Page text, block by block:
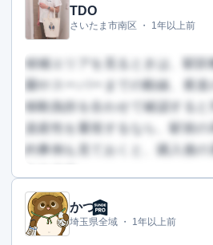
この回答を読むには会員登録が必要で
（文字数：109文字）
TDO
さいたま市南区 ・ 1年以上前
候補エリアを見るときは、駅
園やスーパーまでの動線、夜
移動負担を合わせて確認すると
資産性を重視するなら、駅前
約事例も見ておくと、購入後の
この回答を読むには会員登録が必要で
（文字数：565文字）
かつ
埼玉県全域 ・ 1年以上前